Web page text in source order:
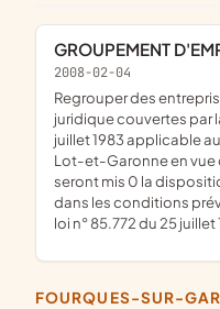
GROUPEMENT
2008-02-04
regrouper des entreprises quelle que soit leur forme
juridique couvertes par
juillet 1983 applicable
Lot-et-Garonne en vue
seront mis 0 la
dans les conditions
loi n° 85.772 du 25 juillet
FOURQUES-SUR-